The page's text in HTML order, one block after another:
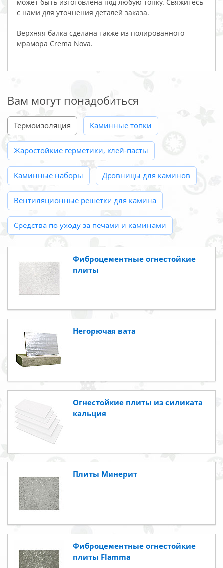
может быть изготовлена под любую топку. Свяжитесь
с нами для уточнения деталей заказа.
Верхняя балка сделана также из полированного
мрамора Crema Nova.
Вам могут понадобиться
Термоизоляция Каминные топки
Жаростойкие герметики, клей-пасты
Каминные наборы Дровницы для каминов
Вентиляционные решетки для камина
Средства по уходу за печами и каминами
Фиброцементные огнестойкие
плиты
Негорючая вата
Огнестойкие плиты из силиката
кальция
Плиты Минерит
Фиброцементные огнестойкие
плиты Flamma